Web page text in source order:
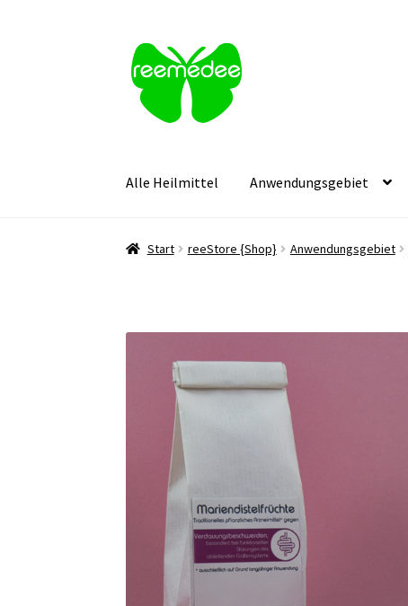
Zur
Navigation
springen
Zum
Inhalt
springen
Alle Heilmittel Anwendungsgebiet
Start reeStore {Shop} Anwendungsgebiet